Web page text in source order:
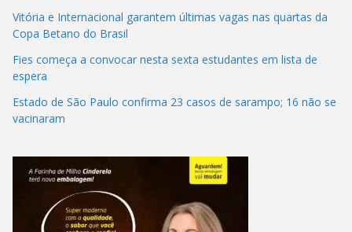
Vitória e Internacional garantem últimas vagas nas quartas da
Copa Betano do Brasil
Fies começa a convocar nesta sexta estudantes em lista de
espera
Estado de São Paulo confirma 23 casos de sarampo; 16 não se
vacinaram